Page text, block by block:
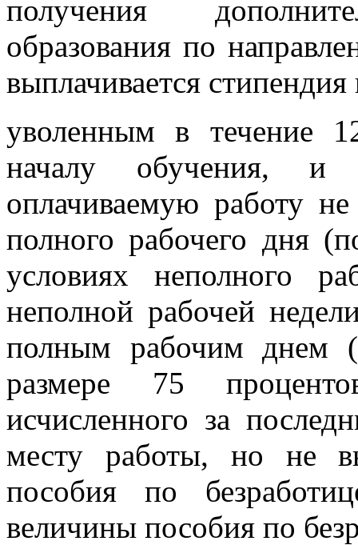
получения
образования по
выплачивается
уволенным в течение
началу обучения,
оплачиваемую работу
полного рабочего дня
условиях неполного
неполной рабочей
полным рабочим днем
размере 75
исчисленного за
месту работы, но не
пособия по
величины пособия по